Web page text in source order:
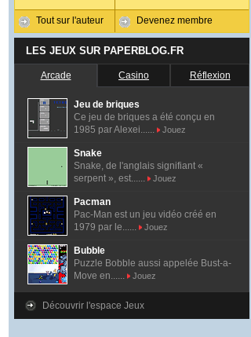
Tout sur l'auteur Devenez membre
LES JEUX SUR PAPERBLOG.FR
Arcade Casino Réflexion
Jeu de briques
Ce jeu de briques a été conçu en
1985 par Alexei......
Jouez
Snake
Snake, de l'anglais signifiant «
serpent », est......
Jouez
Pacman
Pac-Man est un jeu vidéo créé en
1979 par le......
Jouez
Bubble
Puzzle Bobble aussi appelée Bust-a-
Move en......
Jouez
Découvrir l'espace Jeux